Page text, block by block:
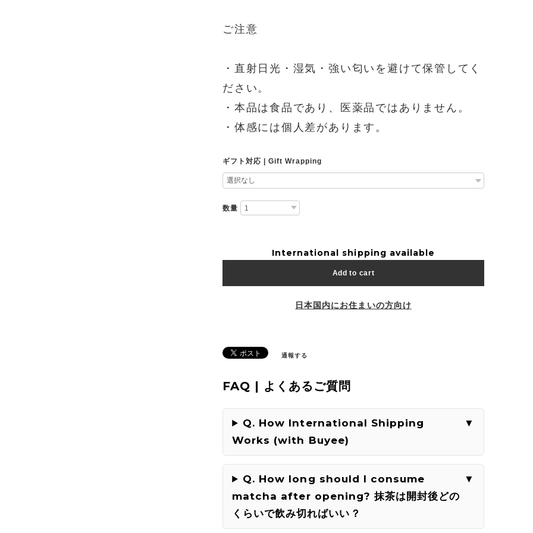
ご注意
・直射日光・湿気・強い匂いを避けて保管してく
ださい。
・本品は食品であり、医薬品ではありません。
・体感には個人差があります。
ギフト対応 | Gift Wrapping
数量
International shipping available
Add to cart
日本国内にお住まいの方向け
通報する
FAQ | よくあるご質問
Q. How International Shipping
Works (with Buyee)
Q. How long should I consume
matcha after opening? 抹茶は開封後どの
くらいで飲み切ればいい？